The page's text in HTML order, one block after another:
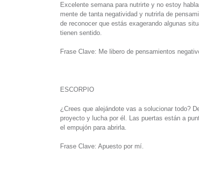
Excelente semana para nutrirte y no estoy
mente de tanta negatividad y nutrirla de
de reconocer que estás exagerando algunas
tienen sentido.
Frase Clave: Me libero de pensamientos
ESCORPIO
¿Crees que alejándote vas a solucionar todo?
proyecto y lucha por él. Las puertas están a
el empujón para abrirla.
Frase Clave: Apuesto por mí.